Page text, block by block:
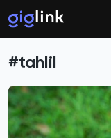
#tahlil